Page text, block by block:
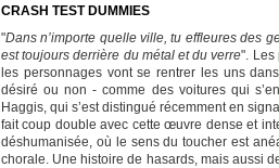
CRASH TEST DUMMIES
"Dans n’importe quelle ville, tu effleures des
est toujours derrière du métal et du verre". Les
les personnages vont se rentrer les uns
désiré ou non - comme des voitures qui
Haggis, qui s’est distingué récemment en
fait coup double avec cette œuvre dense et
déshumanisée, où le sens du toucher est
chorale. Une histoire de hasards, mais aussi